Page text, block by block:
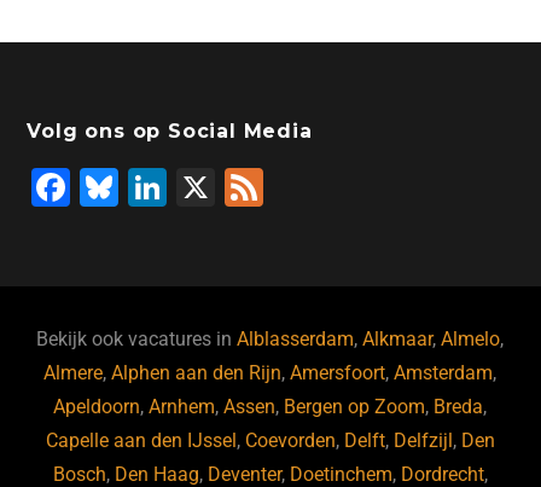
Volg ons op Social Media
F
b
o
o
k
Bl
ky
Li
dI
n
X
Bekijk ook vacatures inAlblasserdam,Alkmaar,Almelo,
Almere,Alphen aan den Rijn,Amersfoort,Amsterdam,
Apeldoorn,Arnhem,Assen, Bergen op Zoom, Breda,
Capelle aan den IJssel, Coevorden, Delft, Delfzijl, Den
Bosch, Den Haag, Deventer, Doetinchem, Dordrecht,